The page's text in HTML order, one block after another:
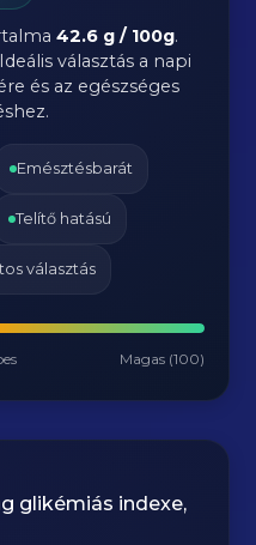
42.6 g / 100g.
választás a napi
és az egészséges
Emésztésbarát
Telítő hatású
választás
Magas (100)
glikémiás indexe,